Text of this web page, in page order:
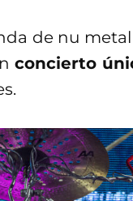
de nu metal
concierto